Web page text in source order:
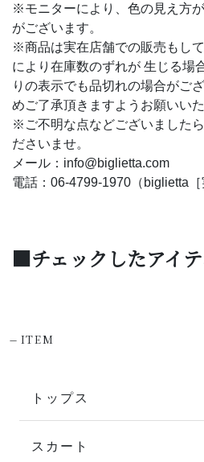
※モニターにより、色の見え方
がございます。
※商品は実在店舗での販売もし
により在庫数のずれが 生じる場
りの表示でも品切れの場合がご
めご了承頂きますようお願いいた
※ご不明な点などございました
ださいませ。
メール：info@biglietta.com
電話：06-4799-1970（biglietta［
■チェックしたアイ
-ITEM
トップス
スカート